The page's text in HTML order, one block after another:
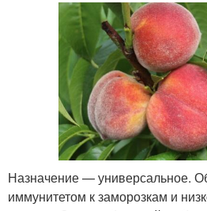
Назначение — универсальное.
иммунитетом к заморозкам и